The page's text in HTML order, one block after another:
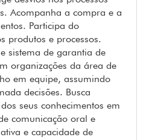
Acompanha a compra e a
Participa do
produtos e processos.
sistema de garantia de
organizações da área de
em equipe, assumindo
decisões. Busca
seus conhecimentos em
comunicação oral e
e capacidade de